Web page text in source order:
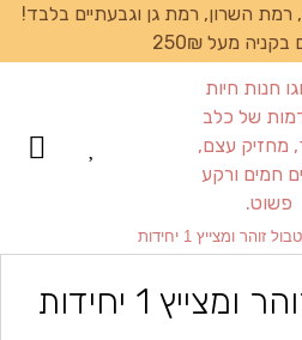
השרון, רמת גן וגבעתיים בלבד!
מעל 250₪
זוהר ומצייץ 1 יחידות
1 יחידות